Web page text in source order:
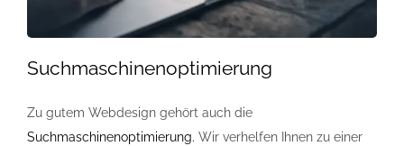
Suchmaschinenoptimierung
Zu gutem Webdesign gehört auch die
Suchmaschinenoptimierung. Wir verhelfen Ihnen zu einer